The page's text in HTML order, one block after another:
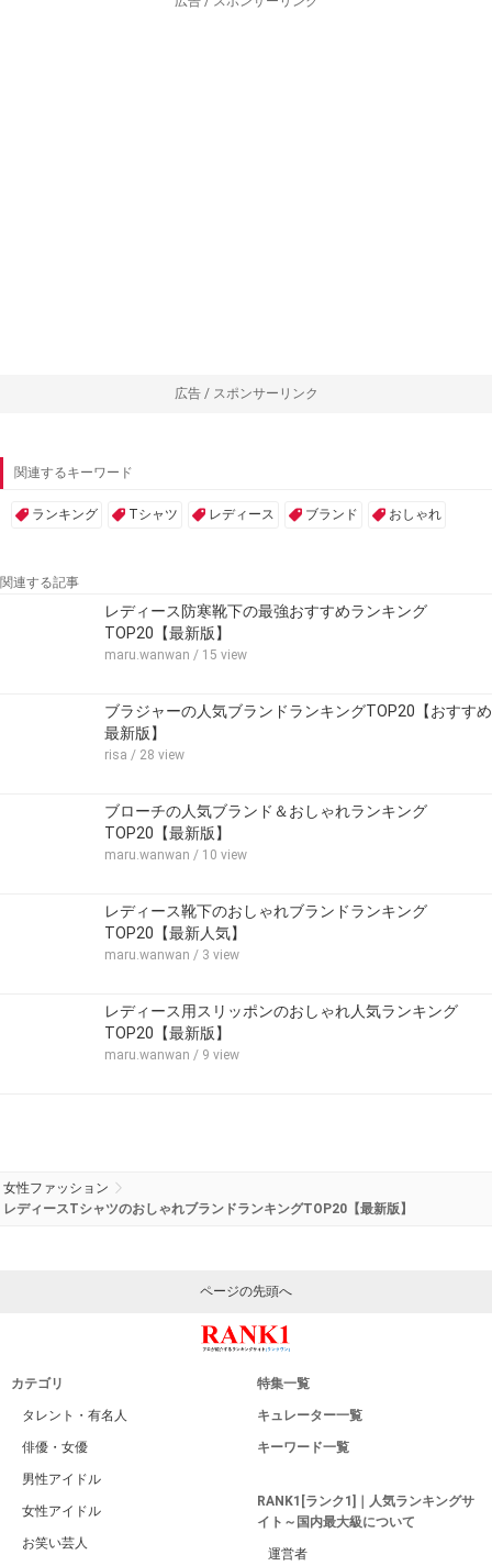
広告 / スポンサーリンク
関連するキーワード
ランキング Tシャツ レディース ブランド おしゃれ
関連する記事
レディース防寒靴下の最強おすすめランキング
TOP20【最新版】
maru.wanwan / 15 view
ブラジャーの人気ブランドランキングTOP20【おすすめ
最新版】
risa / 28 view
ブローチの人気ブランド＆おしゃれランキング
TOP20【最新版】
maru.wanwan / 10 view
レディース靴下のおしゃれブランドランキング
TOP20【最新人気】
maru.wanwan / 3 view
レディース用スリッポンのおしゃれ人気ランキング
TOP20【最新版】
maru.wanwan / 9 view
女性ファッション
レディースTシャツのおしゃれブランドランキングTOP20【最新版】
ページの先頭へ
カテゴリ
タレント・有名人
俳優・女優
男性アイドル
女性アイドル
お笑い芸人
特集一覧
キュレーター一覧
キーワード一覧
RANK1[ランク1]｜人気ランキングサ
イト～国内最大級について
運営者